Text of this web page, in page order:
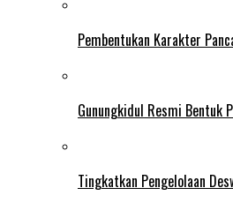
Pembentukan Karakter
Gunungkidul Resmi Bentuk
Tingkatkan Pengelolaan